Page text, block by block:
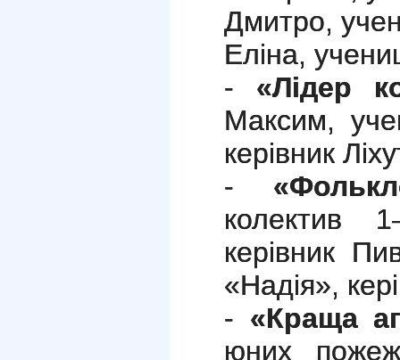
Дмитро,
Еліна,
- «Лідер
Максим,
керівник
-
колектив
керівник
«Надія»,
- «Краща
юних